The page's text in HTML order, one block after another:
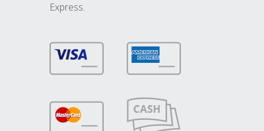
Express.